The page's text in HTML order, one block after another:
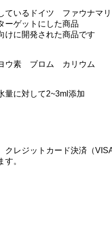
ているドイツ ファウナマ
ーゲットにした商品
けに開発された商品です
ウ素 ブロム カリウム
に対して2~3ml添加
クレジットカード決済（
。